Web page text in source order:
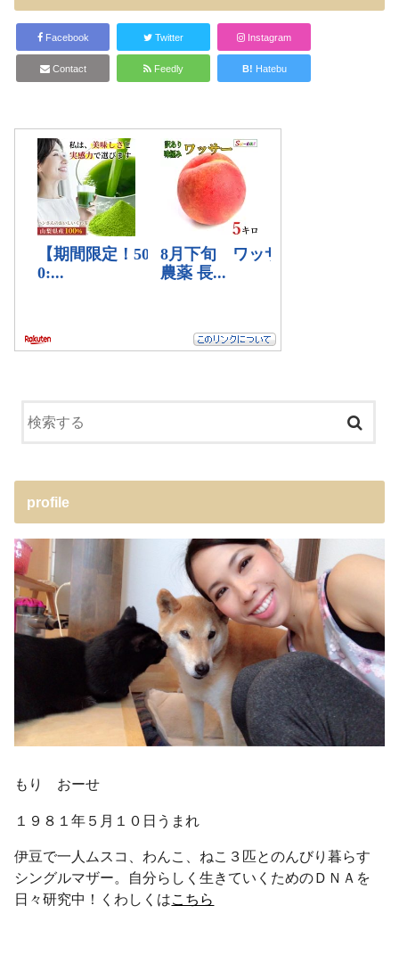
Facebook Twitter Instagram
Contact Feedly B! Hatebu
profile
もり おーせ
１９８１年５月１０日うまれ
伊豆で一人ムスコ、わんこ、ねこ３匹とのんびり暮らす
シングルマザー。自分らしく生きていくためのＤＮＡを
日々研究中！くわしくはこちら